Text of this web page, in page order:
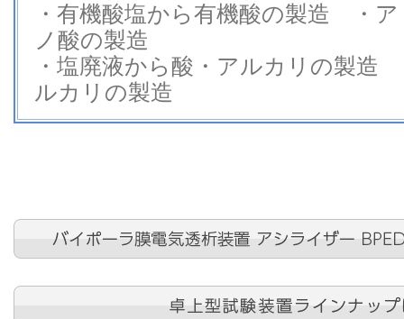
・有機酸塩から有機酸の製造 ・
ノ酸の製造
・塩廃液から酸・アルカリの製造
ルカリの製造